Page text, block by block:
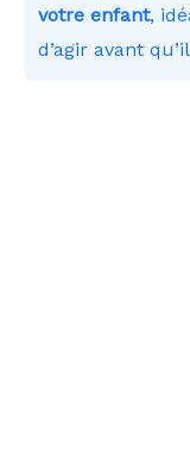
votre enfant,
d’agir avant